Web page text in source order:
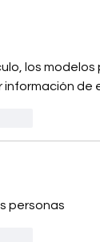
los
de
personas